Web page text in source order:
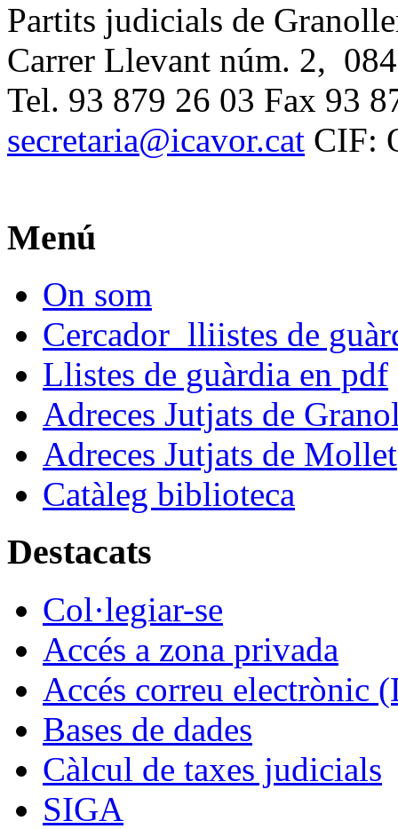
Partits judicials de
Carrer Llevant núm. 2,
Tel. 93 879 26 03 Fax 93
secretaria@icavor.cat CIF:
Menú
On som
Cercador lliistes de
Llistes de guàrdia en pdf
Adreces Jutjats de
Adreces Jutjats de Mollet
Catàleg biblioteca
Destacats
Col·legiar-se
Accés a zona privada
Accés correu electrònic
Bases de dades
Càlcul de taxes judicials
SIGA